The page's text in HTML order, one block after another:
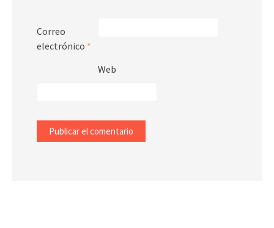
Correo
electrónico *
Web